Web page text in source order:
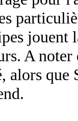
jouent
A
alors que